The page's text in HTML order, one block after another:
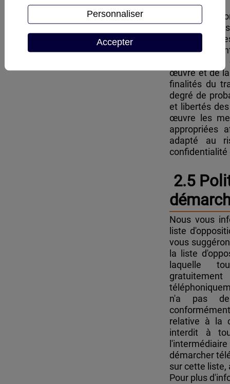
Les
de nos
aucun autre
œuvre et de
finalités du
degré de
et libertés
œuvre les
appropriées
adapté au
confidentialité
2.5
Nous vous
liste
vous
la liste
laquelle
n'a pas de
relative à la
interdit à
démarcher
sur cette liste,
Pour plus
Accepter
Personnaliser